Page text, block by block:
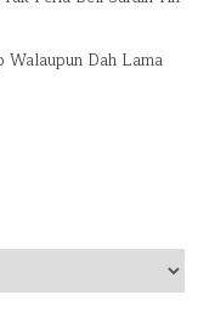
Walaupun Dah Lama